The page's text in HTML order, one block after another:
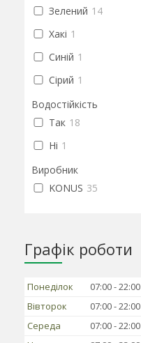
Зелений 14
Хакі 1
Синій 1
Сірий 1
Водостійкість
Так 18
Ні 1
Виробник
KONUS 35
Графік роботи
Понеділок 07:00 22:00
Вівторок
07:00 22:00
Середа
07:00 22:00